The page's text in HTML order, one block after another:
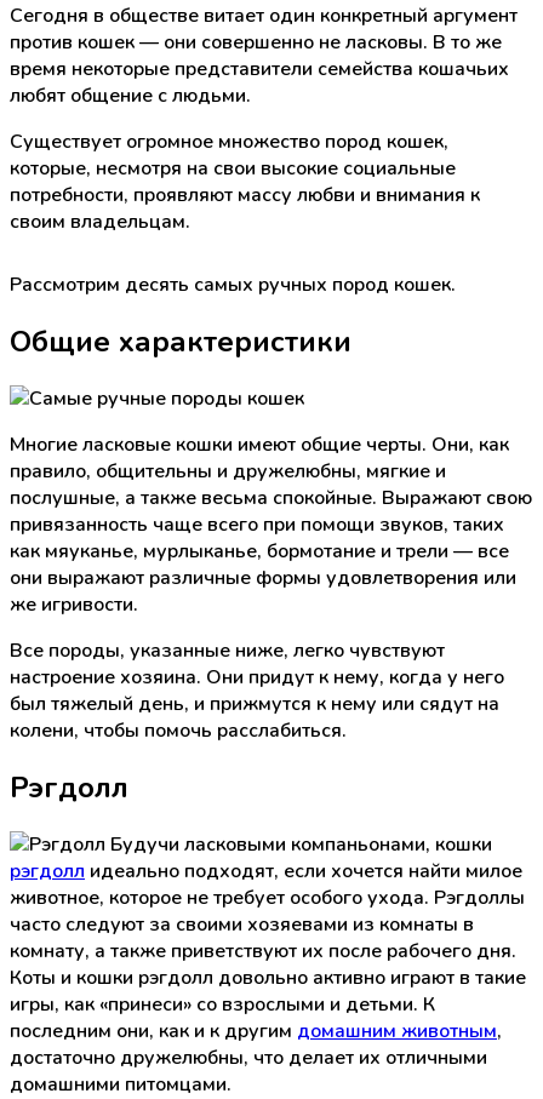
Сегодня в обществе витает один конкретный аргумент
против кошек — они совершенно не ласковы. В то же
время некоторые представители семейства кошачьих
любят общение с людьми.
Существует огромное множество пород кошек,
которые, несмотря на свои высокие социальные
потребности, проявляют массу любви и внимания к
своим владельцам.
Рассмотрим десять самых ручных пород кошек.
Общие характеристики
Многие ласковые кошки имеют общие черты. Они, как
правило, общительны и дружелюбны, мягкие и
послушные, а также весьма спокойные. Выражают свою
привязанность чаще всего при помощи звуков, таких
как мяуканье, мурлыканье, бормотание и трели — все
они выражают различные формы удовлетворения или
же игривости.
Все породы, указанные ниже, легко чувствуют
настроение хозяина. Они придут к нему, когда у него
был тяжелый день, и прижмутся к нему или сядут на
колени, чтобы помочь расслабиться.
Рэгдолл
Будучи ласковыми компаньонами, кошки
рэгдолл идеально подходят, если хочется найти милое
животное, которое не требует особого ухода. Рэгдоллы
часто следуют за своими хозяевами из комнаты в
комнату, а также приветствуют их после рабочего дня.
Коты и кошки рэгдолл довольно активно играют в такие
игры, как «принеси» со взрослыми и детьми. К
последним они, как и к другим домашним животным,
достаточно дружелюбны, что делает их отличными
домашними питомцами.